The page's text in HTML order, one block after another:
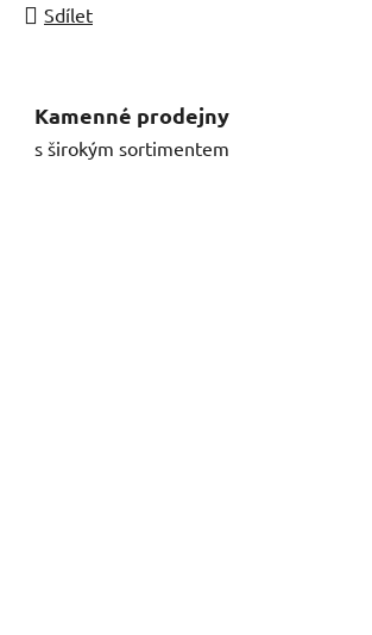
Sdílet
Kamenné prodejny
s širokým sortimentem